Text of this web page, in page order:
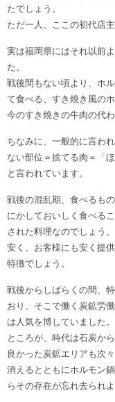
たでしょう。
ただ一人、ここの初代店
実は福岡県にはそれ以前
た。
戦後間もない頃より、ホ
て食べる、すき焼き風の
今のすき焼きの牛肉の代
ちなみに、一般的に言わ
ない部位＝捨てる肉＝「
と言われています。
戦後の混乱期、食べるも
にかしておいしく食べる
された料理なのでしょう
安く、お客様にも安く提
特徴でしょう。
戦後からしばらくの間、
おり、そこで働く炭鉱労
は人気を博していました。
ところが、時代は石炭か
良かった炭鉱エリアも次
消えるとともにホルモン
らその存在が忘れ去られ